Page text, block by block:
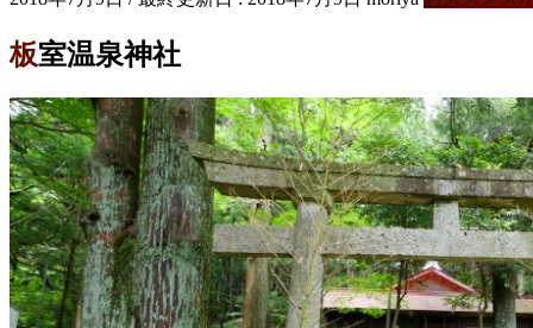
板室温泉神社